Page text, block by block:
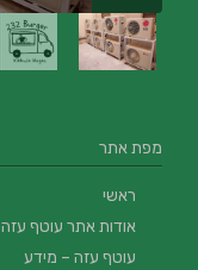
מפת אתר
ראשי
אודות אתר עוטף עזה
עוטף עזה – מידע